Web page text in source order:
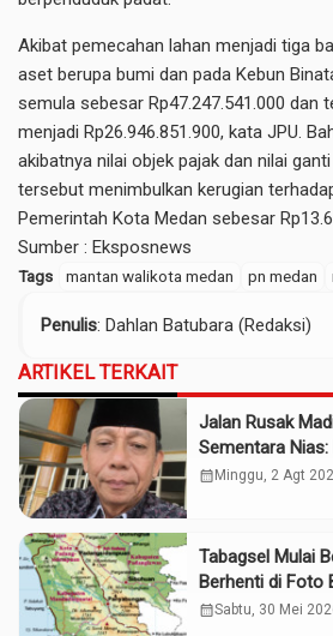
Akibat pemecahan lahan menjadi tiga
aset berupa bumi dan pada Kebun
semula sebesar Rp47.247.541.000 dan
menjadi Rp26.946.851.900, kata JPU.
akibatnya nilai objek pajak dan nilai
tersebut menimbulkan kerugian
Pemerintah Kota Medan sebesar
Sumber : Eksposnews
Tags mantan walikota medan pn medan
Penulis: Dahlan Batubara (Redaksi)
ARTIKEL TERKAIT
Jalan Rusak
Sementara Nias:
Gubsu
calendar_month Minggu, 2 Agt
Tabagsel Mulai
Berhenti di Foto
calendar_monthSabtu, 30 Mei